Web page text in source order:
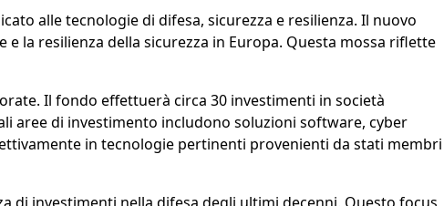
alle tecnologie di difesa, sicurezza e resilienza. Il nuovo
la resilienza della sicurezza in Europa. Questa mossa riflette
Il fondo effettuerà circa 30 investimenti in società
aree di investimento includono soluzioni software, cyber
in tecnologie pertinenti provenienti da stati membri